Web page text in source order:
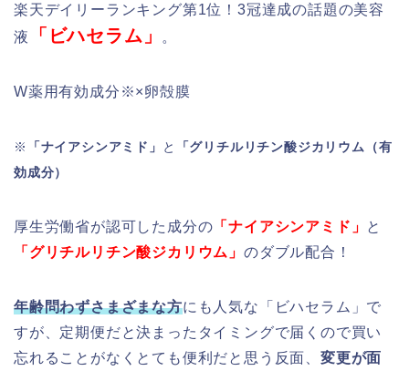
楽天デイリーランキング第1位！3冠達成の話題の美容
液
「ビハセラム」 。
W薬用有効成分※×卵殻膜
※ 「ナイアシンアミド」 と
「グリチルリチン酸ジカリウム（有
効成分）
厚生労働省が認可した成分の 「ナイアシンアミド」 と
「グリチルリチン酸ジカリウム」 のダブル配合！
年齢問わずさまざまな方にも人気な「ビハセラム」で
すが、定期便だと決まったタイミングで届くので買い
忘れることがなくとても便利だと思う反面、 変更が面